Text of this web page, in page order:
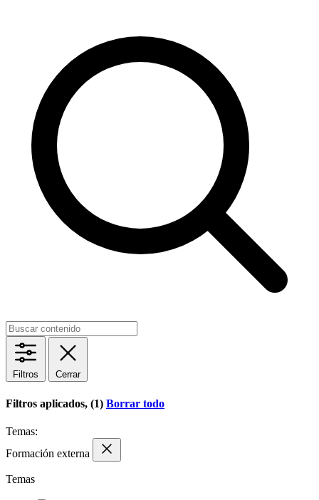
Filtros Cerrar
Filtros aplicados, (1) Borrar todo
Temas:
Formación externa
Temas